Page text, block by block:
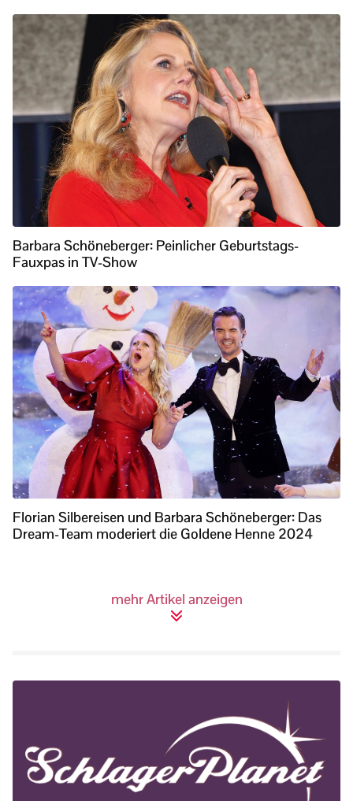
Barbara Schöneberger: Peinlicher Geburtstags-
Fauxpas in TV-Show
Florian Silbereisen und Barbara Schöneberger: Das
Dream-Team moderiert die Goldene Henne 2024
mehr Artikel anzeigen